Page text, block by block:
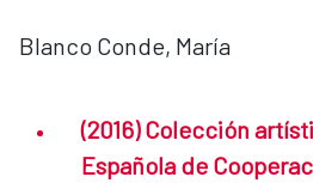
Blanco Conde, María
(2016) Colección
Española de